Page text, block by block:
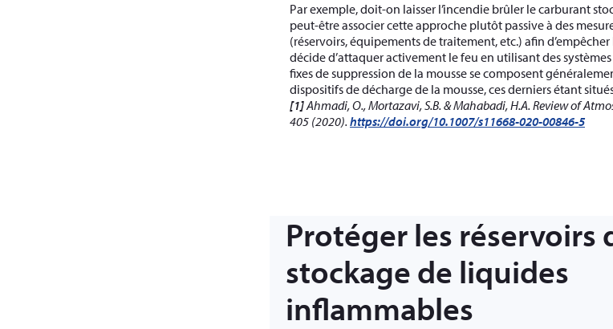
Par exemple, doit-on laisser l’incendie brûler le carburant
peut-être associer cette approche plutôt passive à des
(réservoirs, équipements de traitement, etc.) afin
décide d’attaquer activement le feu en utilisant des
fixes de suppression de la mousse se composent
dispositifs de décharge de la mousse, ces derniers étant
[1]Ahmadi, O., Mortazavi, S.B. & Mahabadi, H.A. Review of
405 (2020). https://doi.org/10.1007/s11668-020-00846-5
Protéger les réservoirs
stockage de liquides
inflammables